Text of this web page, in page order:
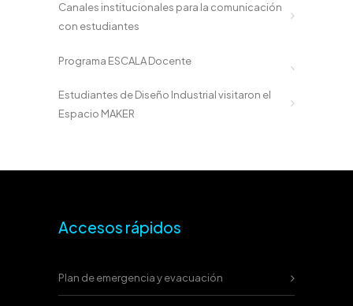
Canales institucionales para la comunicación
con estudiantes
Programa ESCALA Docente
Estudiantes de Diseño Industrial visitaron el
Espacio MAKER
Accesos rápidos
Plan de emergencia y evacuación